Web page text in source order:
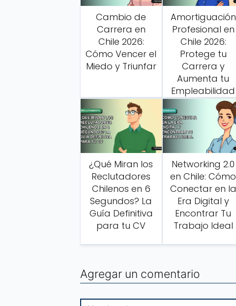
Cambio de
Carrera en
Chile 2026:
Cómo Vencer el
Miedo y Triunfar
Amortiguación
Profesional en
Chile 2026:
Protege tu
Carrera y
Aumenta tu
Empleabilidad
¿Qué Miran los
Reclutadores
Chilenos en 6
Segundos? La
Guía Definitiva
para tu CV
Networking 2.0
en Chile: Cómo
Conectar en la
Era Digital y
Encontrar Tu
Trabajo Ideal
Agregar un comentario